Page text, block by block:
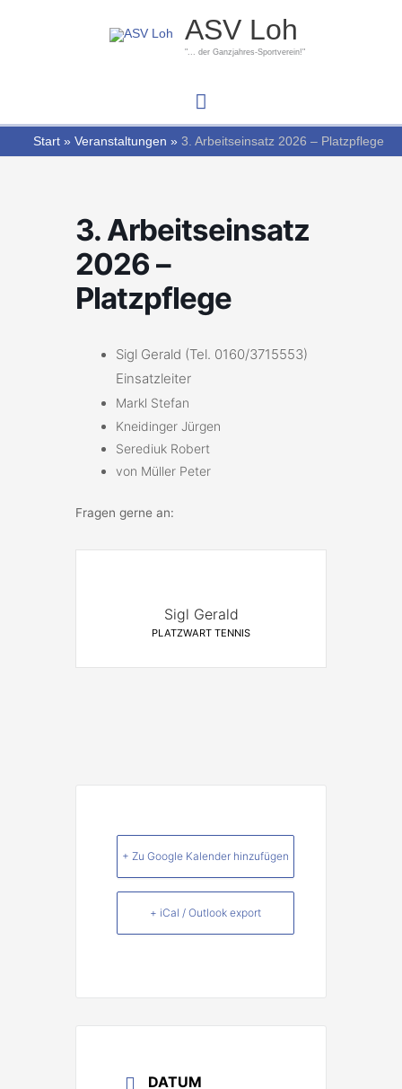
ASV Loh
"... der Ganzjahres-Sportverein!"
Hauptmenü
Start Veranstaltungen 3. Arbeitseinsatz 2026 – Platzpflege
3. Arbeitseinsatz
2026 –
Platzpflege
Sigl Gerald (Tel. 0160/3715553)
Einsatzleiter
Markl Stefan
Kneidinger Jürgen
Serediuk Robert
von Müller Peter
Fragen gerne an:
Sigl Gerald
PLATZWART TENNIS
+ Zu Google Kalender hinzufügen
+ iCal / Outlook export
DATUM